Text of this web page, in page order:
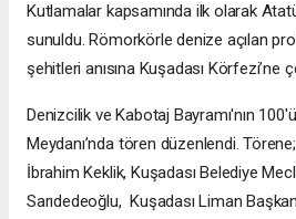
Kutlamalar kapsamında ilk olarak
sunuldu. Römorkörle denize açılan
şehitleri anısına Kuşadası Körfezi’ne
Denizcilik ve Kabotaj Bayramı'nın
Meydanı’nda tören düzenlendi.
İbrahim Keklik, Kuşadası Belediye
Sarıdedeoğlu, Kuşadası Liman